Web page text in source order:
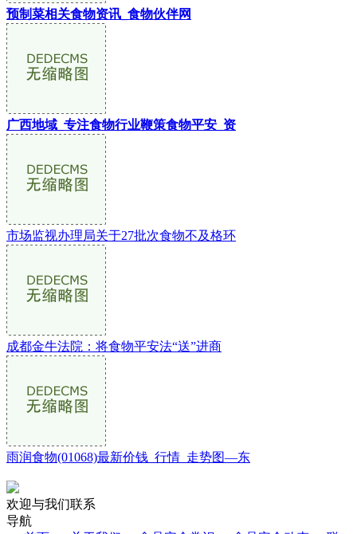
预制菜相关食物资讯_食物伙伴网
广西地域_专注食物行业鞭策食物平安_资
市场监视办理局关于27批次食物不及格环
成都金牛法院：将食物平安法“送”进商
雨润食物(01068)最新价钱_行情_走势图—东
欢迎与我们联系
导航